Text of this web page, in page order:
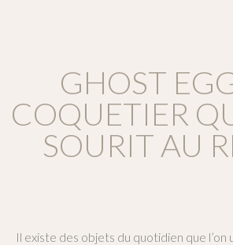
GHOST
COQUETIER
SOURIT AU
Il existe des objets du quotidien que l’on